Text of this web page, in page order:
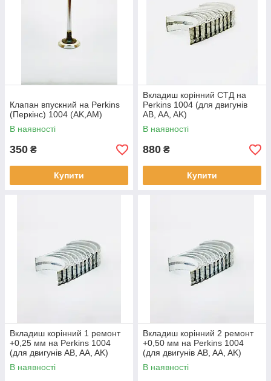
Клапан впускний на Perkins
(Перкінс) 1004 (AK,AM)
В наявності
350 ₴
Купити
Вкладиш корінний СТД на
Perkins 1004 (для двигунів
AB, AA, AK)
В наявності
880 ₴
Купити
Вкладиш корінний 1 ремонт
+0,25 мм на Perkins 1004
(для двигунів AB, AA, AK)
В наявності
Вкладиш корінний 2 ремонт
+0,50 мм на Perkins 1004
(для двигунів AB, AA, AK)
В наявності